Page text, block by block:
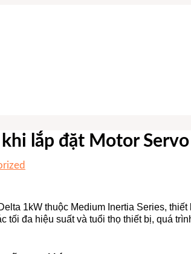
lắp đặt Motor
1kW thuộc Medium Inertia Series,
tối đa hiệu suất và tuổi thọ thiết bị, quá